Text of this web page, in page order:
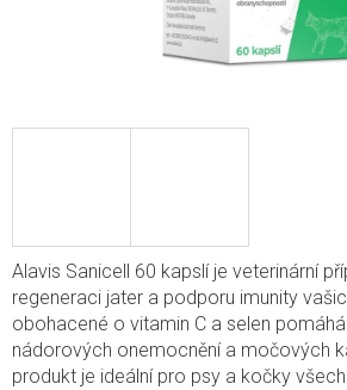
Alavis Sanicell 60 kapslí je veterinární
regeneraci jater a podporu imunity
obohacené o vitamin C a selen
nádorových onemocnění a močových
produkt je ideální pro psy a kočky